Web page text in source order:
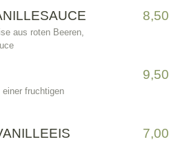
8,50
aus roten Beeren,
9,50
fruchtigen
7,00